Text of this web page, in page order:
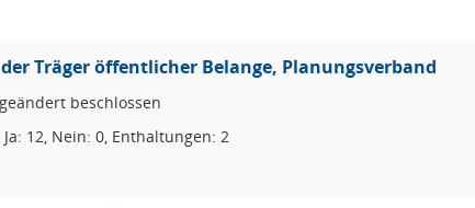
Träger öffentlicher Belange, Planungsverband
beschlossen
Ja: 12, Nein: 0, Enthaltungen: 2